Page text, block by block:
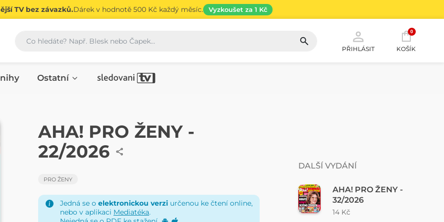
TV bez závazků.Dárek v hodnotě 500 Kč každý měsíc. Vyzkoušet za 1 Kč
Vyhledávání
PŘIHLÁSIT
0
KOŠÍK
Ostatní
ČASOPIS
AHA! PRO ŽENY -
22/2026
PRO ŽENY
Jedná se o elektronickou verzi určenou ke čtení online,
nebo v aplikaci Mediatéka.
DALŠÍ VYDÁNÍ
AHA! PRO ŽENY -
32/2026
14 Kč